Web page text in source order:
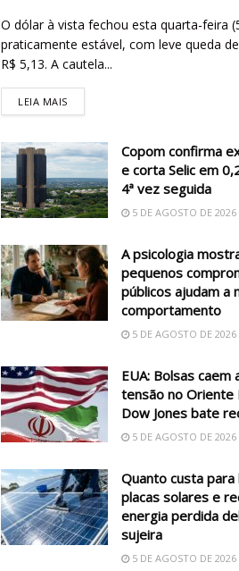
O dólar à vista fechou esta quarta-feira
praticamente estável, com leve queda
R$ 5,13. A cautela...
LEIA MAIS
Copom confirma
e corta Selic em
4ª vez seguida
5 DE AGOSTO DE 2026
A psicologia
pequenos
públicos ajudam a
comportamento
5 DE AGOSTO DE 2026
EUA: Bolsas caem
tensão no Oriente
Dow Jones bate
5 DE AGOSTO DE 2026
Quanto custa para
placas solares e
energia perdida
sujeira
5 DE AGOSTO DE 2026